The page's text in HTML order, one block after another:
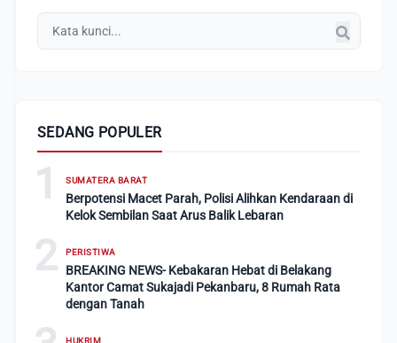
SEDANG POPULER
1 SUMATERA BARAT
Berpotensi Macet Parah, Polisi Alihkan Kendaraan di
Kelok Sembilan Saat Arus Balik Lebaran
2 PERISTIWA
BREAKING NEWS- Kebakaran Hebat di Belakang
Kantor Camat Sukajadi Pekanbaru, 8 Rumah Rata
dengan Tanah
HUKRIM